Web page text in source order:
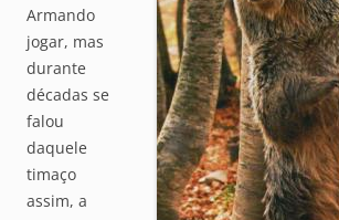
Armando
jogar, mas
durante
décadas se
falou
daquele
timaço
assim, a